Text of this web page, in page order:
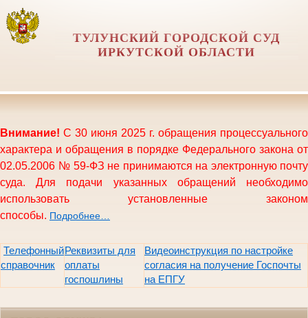
ТУЛУНСКИЙ ГОРОДСКОЙ СУД
ИРКУТСКОЙ ОБЛАСТИ
Внимание! С 30 июня 2025 г. обращения процессуального
характера и обращения в порядке Федерального закона от
02.05.2006 № 59-ФЗ не принимаются на электронную почту
суда. Для подачи указанных обращений необходимо
использовать установленные законом
способы. Подробнее…
Телефонный
справочник
Реквизиты для
оплаты
госпошлины
Видеоинструкция по настройке
согласия на получение Госпочты
на ЕПГУ